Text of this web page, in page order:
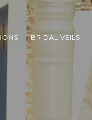
BRIDAL VEILS